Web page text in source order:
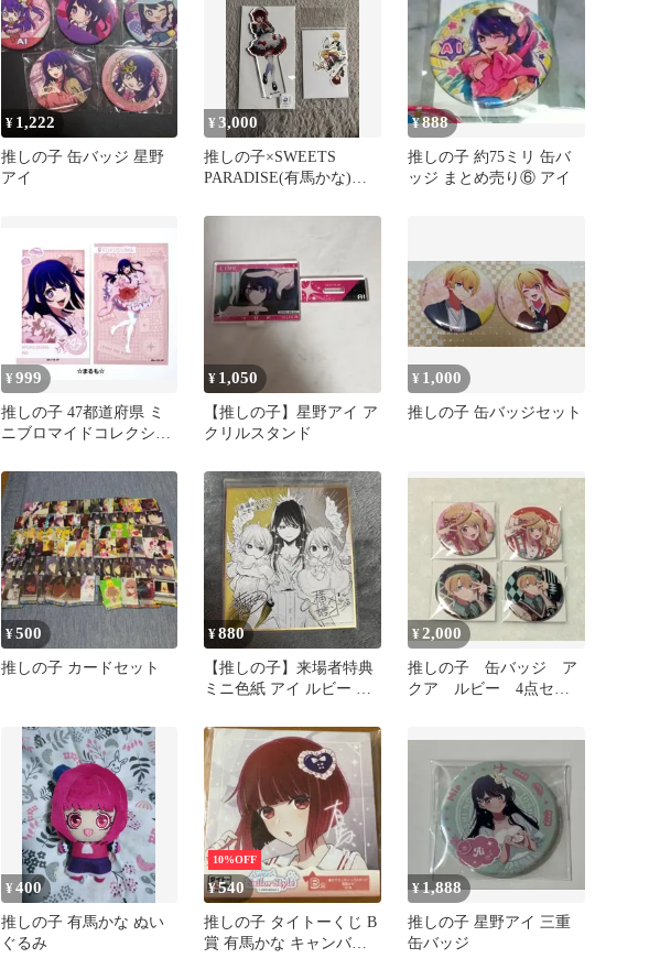
¥ 1,222
推しの子 缶バッジ 星野
アイ
¥3,000
推しの子×SWEETS
PARADISE(有馬かな)ア
カー
¥888
推しの子 約75ミリ 缶バ
ッジ まとめ売り⑥ アイ
¥999
推しの子 47都道府県 ミ
ニブロマイドコレクショ
¥ 1,050
【推しの子】星野アイ ア
クリルスタンド
¥ 1,000
推しの子 缶バッジセット
¥500
推しの子 カードセット
¥880
【推しの子】来場者特典
ミニ色紙 アイ ルビー ア
¥2,000
推しの子 缶バッジ ア
クア ルビー 4点セッ
¥400
推しの子 有馬かな ぬい
ぐるみ
10%OFF
¥540
推しの子 タイトーくじ B
賞 有馬かな キャンバス
¥1,888
推しの子 星野アイ 三重
缶バッジ